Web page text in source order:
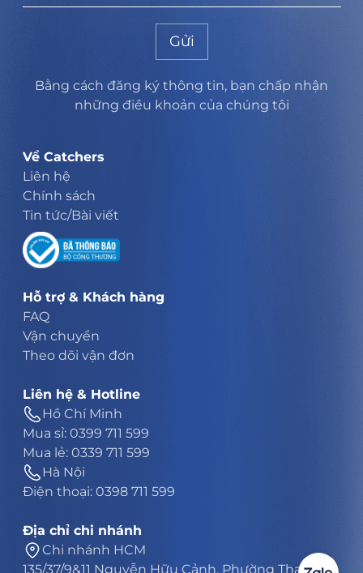
Gửi
Bằng cách đăng ký thông tin, bạn chấp nhận
những điều khoản của chúng tôi
Về Catchers
Liên hệ
Chính sách
Tin tức/Bài viết
Hỗ trợ & Khách hàng
FAQ
Vận chuyển
Theo dõi vận đơn
Liên hệ & Hotline
Hồ Chí Minh
Mua sỉ: 0399 711 599
Mua lẻ: 0339 711 599
Hà Nội
Điện thoại: 0398 711 599
Địa chỉ chi nhánh
Chi nhánh HCM
135/37/9&11 Nguyễn Hữu Cảnh, Phường Thạnh